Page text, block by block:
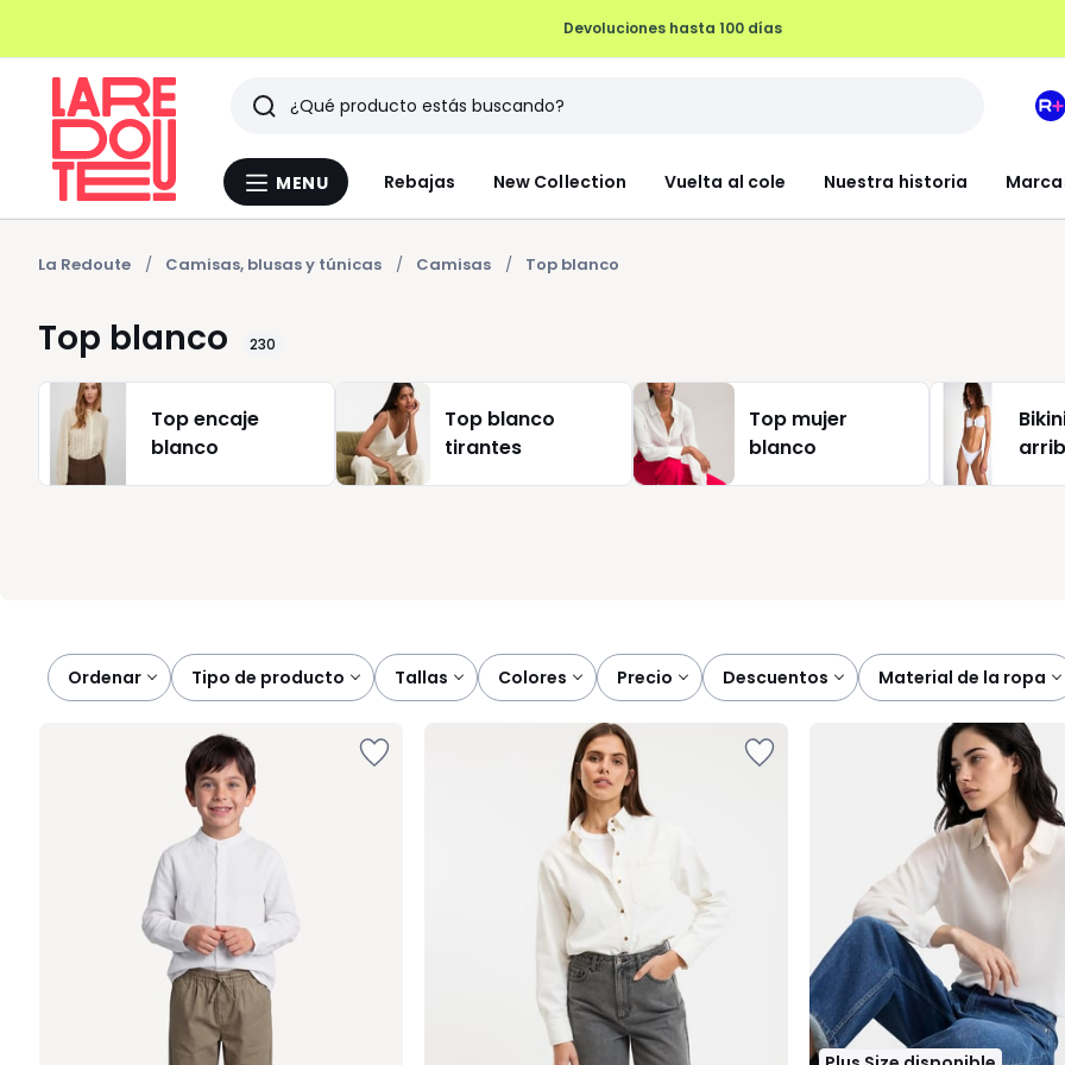
Devoluciones hasta 100 días
Menu
MENU Rebajas New Collection Vuelta al cole Nuestra historia
Buscar
Últimos
artículos
vistos
Mi
La Redoute Camisas, blusas y túnicas Camisas Top blanco
Top blanco 230
Top encaje
blanco
Top blanco
tirantes
Top mujer
blanco
Ordenar
tipo de producto tallas colores precio descuentos material de la ropa